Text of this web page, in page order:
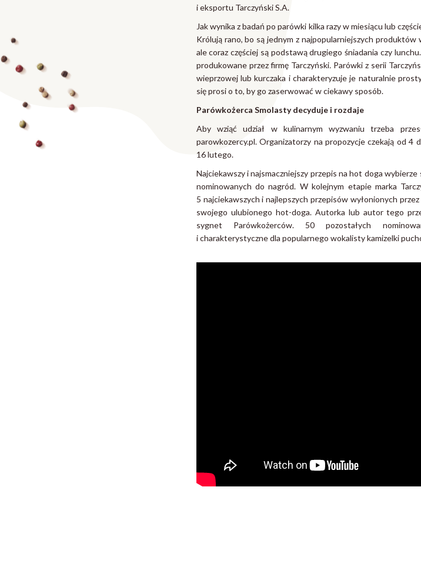
i eksportu Tarczyński S.A.
Jak wynika z badań po parówki kilka razy w miesiącu lub
Królują rano, bo są jednym z najpopularniejszych
ale coraz częściej są podstawą drugiego śniadania czy
produkowane przez firmę Tarczyński. Parówki z serii
wieprzowej lub kurczaka i charakteryzuje je naturalnie
się prosi o to, by go zaserwować w ciekawy sposób.
Parówkożerca Smolasty decyduje i rozdaje
Aby wziąć udział w kulinarnym wyzwaniu trzeba
parowkozercy.pl. Organizatorzy na propozycje czekają od 4
16 lutego.
Najciekawszy i najsmaczniejszy przepis na hot doga
nominowanych do nagród. W kolejnym etapie marka
5 najciekawszych i najlepszych przepisów wyłonionych
swojego ulubionego hot-doga. Autorka lub autor tego
sygnet Parówkożerców. 50 pozostałych
i charakterystyczne dla popularnego wokalisty kamizelki